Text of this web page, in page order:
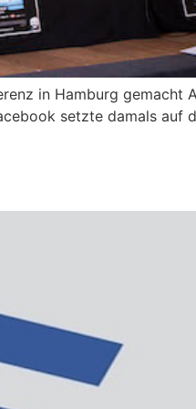
in Hamburg gemacht
setzte damals auf